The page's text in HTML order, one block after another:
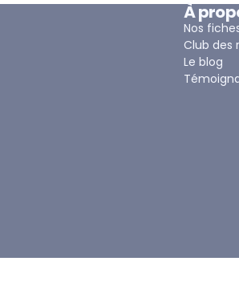
À
Nos
Club des
Le blog